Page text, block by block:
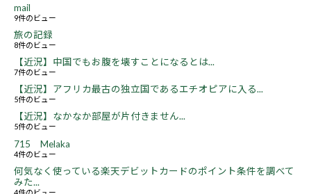
mail
9件のビュー
旅の記録
8件のビュー
【近況】中国でもお腹を壊すことになるとは...
7件のビュー
【近況】アフリカ最古の独立国であるエチオピアに入る...
5件のビュー
【近況】なかなか部屋が片付きません...
5件のビュー
715 Melaka
4件のビュー
何気なく使っている楽天デビットカードのポイント条件を調べて
みた...
4件のビュー